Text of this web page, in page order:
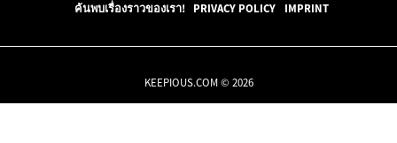
ค้นพบเรื่องราวของเรา! PRIVACY POLICY IMPRINT
KEEPIOUS.COM © 2026